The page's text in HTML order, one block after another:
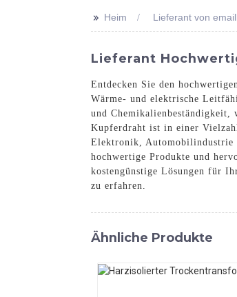
>> Heim Lieferant von
Lieferant
Entdecken Sie den
Wärme- und elektrische
und
Kupferdraht ist in einer
Elektronik, Automobilindustrie
hochwertige Produkte und
kostengünstige Lösungen für
zu erfahren.
Ähnliche Produkte